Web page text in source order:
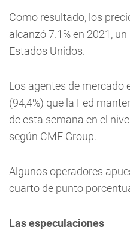
Como resultado, los
alcanzó 7.1% en 2021,
Estados Unidos.
Los agentes de mercado
(94,4%) que la Fed
de esta semana en el
según CME Group.
Algunos operadores
cuarto de punto
Las especulaciones